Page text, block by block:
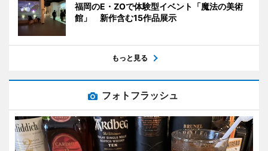
福岡のE・ZOで体験型イベント「魔法の美術
館」 新作含む15作品展示
もっと見る
フォトフラッシュ